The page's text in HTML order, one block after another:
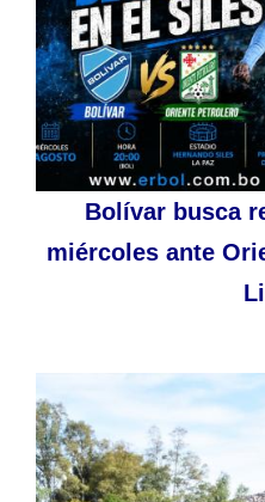
Bolívar busca
miércoles ante